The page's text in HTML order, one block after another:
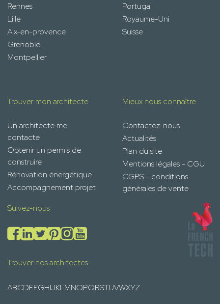
Rennes
Lille
Aix-en-provence
Grenoble
Montpellier
Portugal
Royaume-Uni
Suisse
Trouver mon architecte
Un architecte me
contacte
Obtenir un permis de
construire
Rénovation énergétique
Accompagnement projet
Mieux nous connaître
Contactez-nous
Actualités
Plan du site
Mentions légales - CGU
CGPS - conditions
générales de vente
Suivez-nous
Trouver nos architectes
ABCDEFGHIJKLMNOPQRSTUVWXYZ